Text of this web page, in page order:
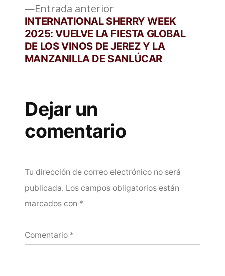
Entrada anteriorEntrada
anterior:
INTERNATIONAL SHERRY WEEK
2025: VUELVE LA FIESTA GLOBAL
DE LOS VINOS DE JEREZ Y LA
MANZANILLA DE SANLÚCAR
Dejar un
comentario
Tu dirección de correo electrónico no será
publicada. Los campos obligatorios están
marcados con *
Comentario *